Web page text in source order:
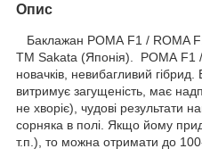
Опис
Баклажан РОМА F1 / ROMA F1
ТМ Sakata (Японія). РОМА F1 /
новачків, невибагливий
витримує загущеність, має
не хворіє), чудові результати
сорняка в полі. Якщо йому
т.п.), то можна отримати до